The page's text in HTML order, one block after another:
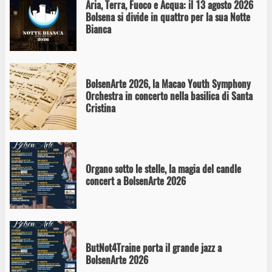
Aria, Terra, Fuoco e Acqua: il 13 agosto 2026
Bolsena si divide in quattro per la sua Notte
Bianca
BolsenArte 2026, la Macao Youth Symphony
Orchestra in concerto nella basilica di Santa
Cristina
Organo sotto le stelle, la magia del candle
concert a BolsenArte 2026
ButNot4Traine porta il grande jazz a
BolsenArte 2026